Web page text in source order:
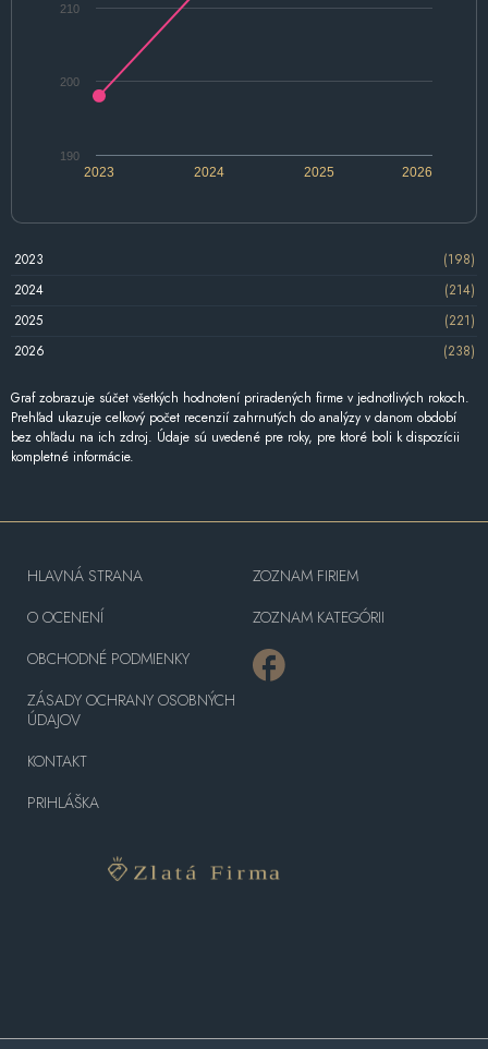
2024 2026
2023 2025
190
200
210
2023
(198)
2024
(214)
2025
(221)
2026
(238)
Graf zobrazuje súčet všetkých hodnotení priradených firme v jednotlivých rokoch.
Prehľad ukazuje celkový počet recenzií zahrnutých do analýzy v danom období
bez ohľadu na ich zdroj. Údaje sú uvedené pre roky, pre ktoré boli k dispozícii
kompletné informácie.
HLAVNÁ STRANA
O OCENENÍ
OBCHODNÉ PODMIENKY
ZÁSADY OCHRANY OSOBNÝCH
ÚDAJOV
KONTAKT
PRIHLÁŠKA
ZOZNAM FIRIEM
ZOZNAM KATEGÓRII